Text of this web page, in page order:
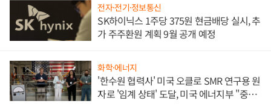
전자·전기·정보통신
SK하이닉스 1주당 375원 현금배당 실시, 추
가 주주환원 계획 9월 공개 예정
화학·에너지
'한수원 협력사' 미국 오클로 SMR 연구용 원
자로 '임계 상태' 도달, 미국 에너지부 "중요